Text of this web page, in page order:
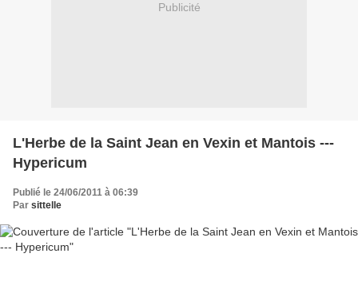
Publicité
L'Herbe de la Saint Jean en Vexin et Mantois ---
Hypericum
Publié le 24/06/2011 à 06:39
Par sittelle